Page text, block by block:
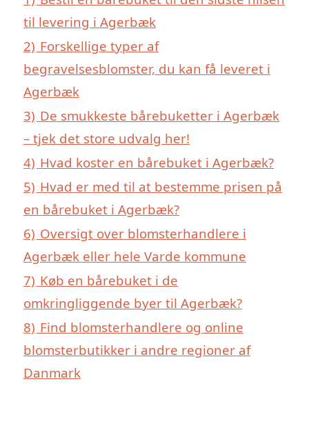
til levering i Agerbæk
2) Forskellige typer af
begravelsesblomster, du kan få leveret i
Agerbæk
3) De smukkeste bårebuketter i Agerbæk
– tjek det store udvalg her!
4) Hvad koster en bårebuket i Agerbæk?
5) Hvad er med til at bestemme prisen på
en bårebuket i Agerbæk?
6) Oversigt over blomsterhandlere i
Agerbæk eller hele Varde kommune
7) Køb en bårebuket i de
omkringliggende byer til Agerbæk?
8) Find blomsterhandlere og online
blomsterbutikker i andre regioner af
Danmark